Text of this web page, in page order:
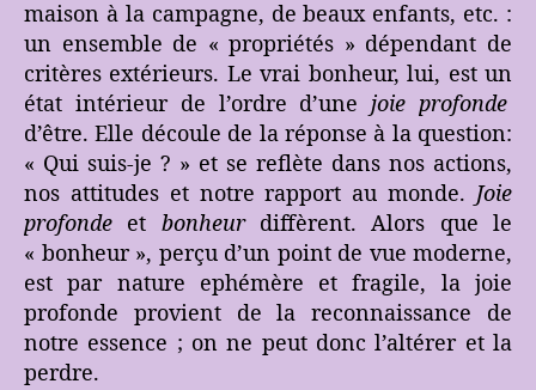
maison à la campagne, de beaux enfants, etc. :
un ensemble de « propriétés » dépendant de
critères extérieurs. Le vrai bonheur, lui, est un
état intérieur de l’ordre d’unejoie profonde
d’être. Elle découle de la réponse à la question:
« Qui suis-je ? » et se reflète dans nos actions,
nos attitudes et notre rapport au monde. Joie
profonde et bonheur diffèrent. Alors que le
« bonheur », perçu d’un point de vue moderne,
est par nature ephémère et fragile, la joie
profonde provient de la reconnaissance de
notre essence ; on ne peut donc l’altérer et la
perdre.